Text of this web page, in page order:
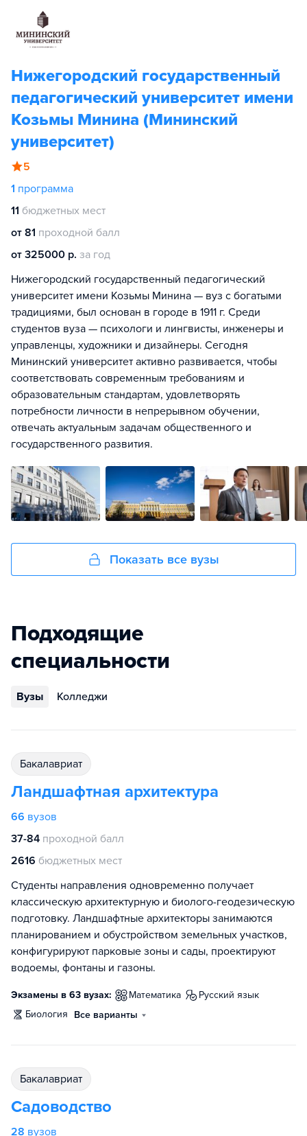
Нижегородский государственный
педагогический университет имени
Козьмы Минина (Мининский
университет)
5
1 программа
11 бюджетных мест
от 81 проходной балл
от 325000 р. за год
Нижегородский государственный педагогический
университет имени Козьмы Минина — вуз с богатыми
традициями, был основан в городе в 1911 г. Среди
студентов вуза — психологи и лингвисты, инженеры и
управленцы, художники и дизайнеры. Сегодня
Мининский университет активно развивается, чтобы
соответствовать современным требованиям и
образовательным стандартам, удовлетворять
потребности личности в непрерывном обучении,
отвечать актуальным задачам общественного и
государственного развития.
Показать все вузы
Подходящие
специальности
Вузы Колледжи
бакалавриат
Ландшафтная архитектура
66 вузов
37-84 проходной балл
2616 бюджетных мест
Студенты направления одновременно получает
классическую архитектурную и биолого-геодезическую
подготовку. Ландшафтные архитекторы занимаются
планированием и обустройством земельных участков,
конфигурируют парковые зоны и сады, проектируют
водоемы, фонтаны и газоны.
Экзамены в 63 вузах: математика
русский язык
биология
Все варианты
бакалавриат
Садоводство
28 вузов